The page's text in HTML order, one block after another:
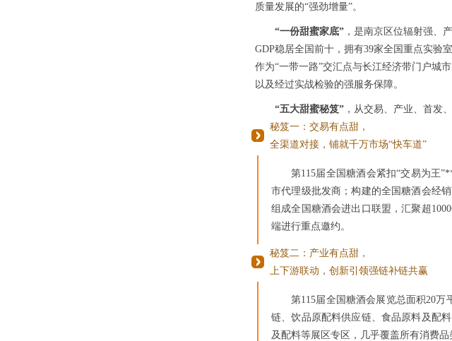
质量发展的“强劲增量”。
“一份甜蜜家底” ，是南京区位辐射强、
GDP稳居全国前十，拥有39家全国重点实验
作为“一带一路”交汇点与长江经济带门户城
以及经过实战检验的强服务保障。
“五大甜蜜秘笈” ，从交易、产业、首发
秘笈一：交易有点甜，
全渠道对接，铺就千万市场“快车道”
第115届全国糖酒会紧扣“交易为王
市代理级批发商；构建的全国糖酒会经
组成全国糖酒会进出口联盟，汇聚超
端进行重点邀约。
秘笈二：产业有点甜，
上下游联动，创新引领强链补链共赢
第115届全国糖酒会展览总面积20
链、饮品原配料供应链、食品原料及配
及配料等展区专区，几乎覆盖所有消费